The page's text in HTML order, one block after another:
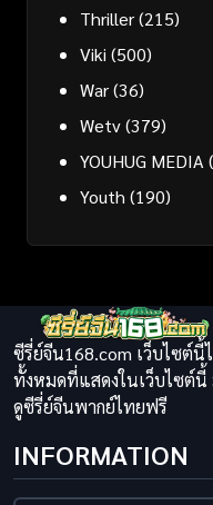
Thriller(215)
Viki (500)
War(36)
Wetv(379)
YOUHUG MEDIA
Youth (190)
ซีรี่ย์จีน168.com เว็บไซต์นี้
ทั้งหมดที่แสดงในเว็บไซต์นี้
ดูซีรี่ย์จีนพากย์ไทยฟรี
INFORMATION